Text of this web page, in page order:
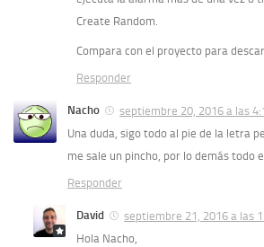
Create Random.
Compara con el proyecto para
Responder
Nacho
septiembre 20, 2016 a las
Una duda, sigo todo al pie de la letra
me sale un pincho, por lo demás todo
Responder
David
septiembre 21, 2016 a las
Hola Nacho,